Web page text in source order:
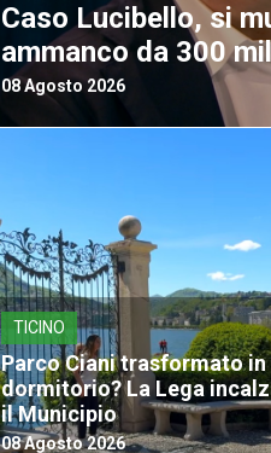
Caso Lucibello, si
ammanco da 300
08 Agosto 2026
TICINO
Parco Ciani trasformato in
dormitorio? La Lega
il Municipio
08 Agosto 2026